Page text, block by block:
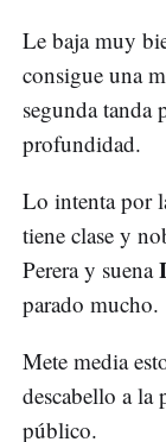
Le baja muy
consigue una
segunda tanda
profundidad.
Lo intenta por
tiene clase y
Perera y suena
parado mucho.
Mete media
descabello a la
público.